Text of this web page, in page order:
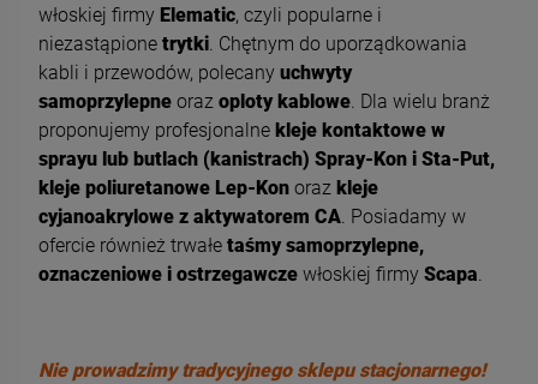
włoskiej firmy Elematic, czyli popularne i
niezastąpione trytki. Chętnym do uporządkowania
kabli i przewodów, polecany uchwyty
samoprzylepne oraz oploty kablowe. Dla wielu branż
proponujemy profesjonalne kleje kontaktowe w
sprayu lub butlach (kanistrach) Spray-Kon i Sta-Put,
kleje poliuretanowe Lep-Kon oraz kleje
cyjanoakrylowe z aktywatorem CA. Posiadamy w
ofercie również trwałe taśmy samoprzylepne,
oznaczeniowe i ostrzegawcze włoskiej firmy Scapa.
Nie prowadzimy tradycyjnego sklepu stacjonarnego!